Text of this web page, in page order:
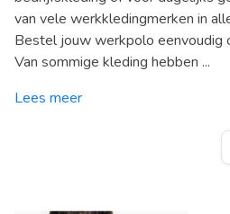
van vele werkkledingmerken in
Bestel jouw werkpolo eenvoudig
Van sommige kleding hebben ...
Lees meer